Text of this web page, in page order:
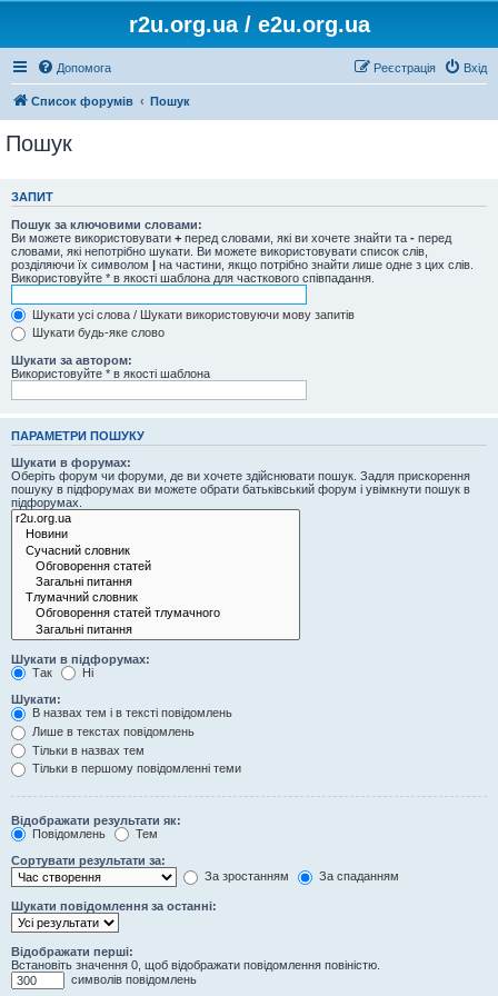
r2u.org.ua / e2u.org.ua
Допомога Вхід
Реєстрація
Список форумів Пошук
Пошук
ЗАПИТ
Пошук за ключовими словами:
Ви можете використовувати + перед словами, які ви хочете знайти та - перед
словами, які непотрібно шукати. Ви можете використовувати список слів,
розділяючи їх символом | на частини, якщо потрібно знайти лише одне з цих слів.
Використовуйте * в якості шаблона для часткового співпадання.
Шукати усі слова / Шукати використовуючи мову запитів
Шукати будь-яке слово
Шукати за автором:
Використовуйте * в якості шаблона
ПАРАМЕТРИ ПОШУКУ
Шукати в форумах:
Оберіть форум чи форуми, де ви хочете здійснювати пошук. Задля прискорення
пошуку в підфорумах ви можете обрати батьківський форум і увімкнути пошук в
підфорумах.
Шукати в підфорумах:
Так
Ні
Шукати:
В назвах тем і в тексті повідомлень
Лише в текстах повідомлень
Тільки в назвах тем
Тільки в першому повідомленні теми
Відображати результати як:
Повідомлень
Тем
Сортувати результати за:
За зростанням
За спаданням
Шукати повідомлення за останні:
Відображати перші:
Встановіть значення 0, щоб відображати повідомлення повіністю.
символів повідомлень